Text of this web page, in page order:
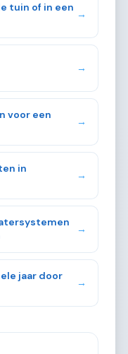
tuin of in een
→
→
voor een
→
in
→
→
jaar door
→